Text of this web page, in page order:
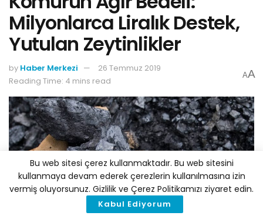
Milyonlarca Liralık Destek,
Yutulan Zeytinlikler
by Haber Merkezi
26 Temmuz 2019
Reading Time: 4 mins read
AA
Bu web sitesi çerez kullanmaktadır. Bu web sitesini
kullanmaya devam ederek çerezlerin kullanılmasına izin
vermiş oluyorsunuz. Gizlilik ve Çerez Politikamızı ziyaret edin.
Kabul Ediyorum